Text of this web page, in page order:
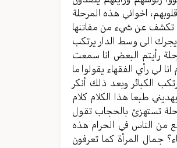
اخواني هذه المرحلة
تكشف عن شيء من مفاتنها
يجرك الى وسط الدار يرتكب
رأيتم البعض انا سمعت
لي رأي الفقهاء يقولوا ما
الكبائر وبعد ذلك أنكر
طبعا هذا الكلام كلام
تستهزئ بالحجاب تقول
من الناس في الحرام هذه
جمال المرأة كما تعرفون